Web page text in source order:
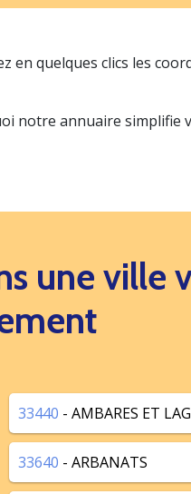
quelques clics les
notre annuaire
une ville
33440 - AMBARES ET
33640 - ARBANATS